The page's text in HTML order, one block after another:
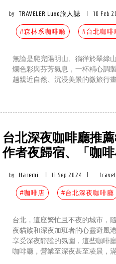
by TRAVELER Luxe旅人誌 10 Feb
#森林系咖啡廳 #台北咖啡
無論是爬完陽明山、徜徉於翠綠
爛色彩與芬芳氣息，一杯精心調
趟親近自然、沉浸美景的微旅行
台北深夜咖啡廳推薦
作者夜歸宿、「咖
by Haremi 11 Sep 2024
#咖啡店 #台北深夜咖啡廳
台北，這座繁忙且不夜的城市，
夜貓族和深夜加班者的心靈避風
享受深夜靜謐的氛圍，這些咖啡
咖啡廳，營業至深夜甚至凌晨，